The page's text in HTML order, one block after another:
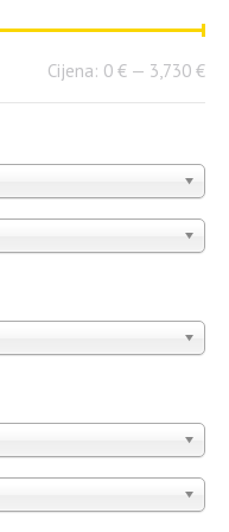
Cijena: 0 € — 3,730 €